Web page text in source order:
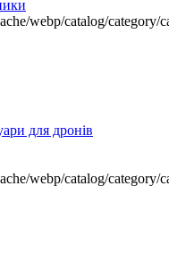
webp/catalog/category/
для дронів
webp/catalog/category/